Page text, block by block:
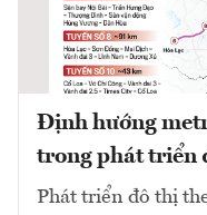
Định hướng
trong phát triển
Phát triển đô thị